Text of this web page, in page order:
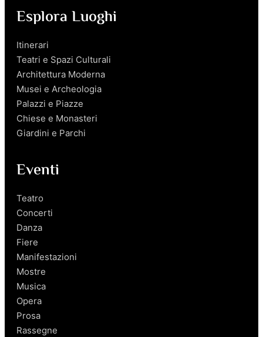
Esplora Luoghi
Itinerari
Teatri e Spazi Culturali
Architettura Moderna
Musei e Archeologia
Palazzi e Piazze
Chiese e Monasteri
Giardini e Parchi
Eventi
Teatro
Concerti
Danza
Fiere
Manifestazioni
Mostre
Musica
Opera
Prosa
Rassegne